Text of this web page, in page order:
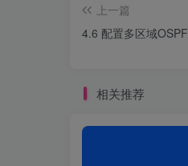
上一篇
4.6 配置多区域OSPF
相关推荐